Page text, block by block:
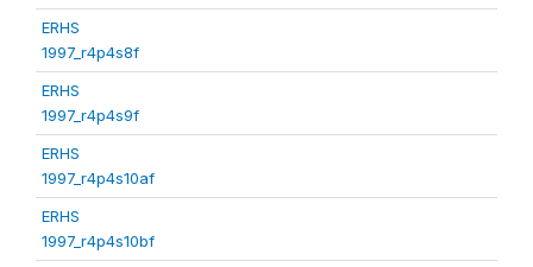
ERHS
1997_r4p4s8f
ERHS
1997_r4p4s9f
ERHS
1997_r4p4s10af
ERHS
1997_r4p4s10bf